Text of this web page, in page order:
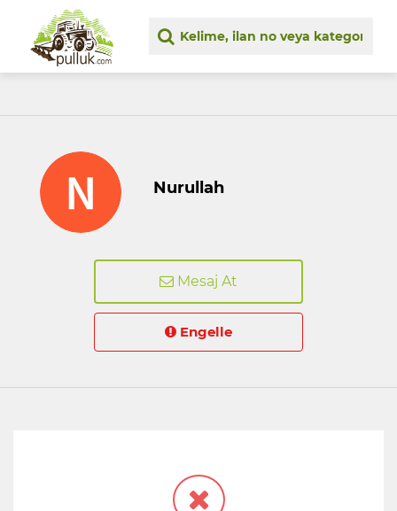
Nurullah
Mesaj At
Engelle